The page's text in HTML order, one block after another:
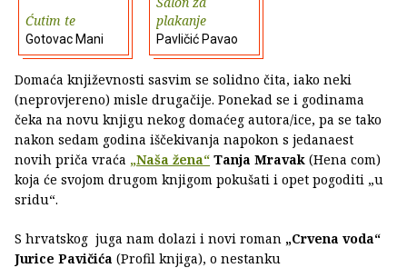
Ćutim te
Gotovac Mani
plakanje
Pavličić Pavao
Domaća književnosti sasvim se solidno čita, iako neki
(neprovjereno) misle drugačije. Ponekad se i godinama
čeka na novu knjigu nekog domaćeg autora/ice, pa se tako
nakon sedam godina iščekivanja napokon s jedanaest
novih priča vraća „Naša žena“ Tanja Mravak (Hena com)
koja će svojom drugom knjigom pokušati i opet pogoditi „u
sridu“.
S hrvatskog juga nam dolazi i novi roman „Crvena voda“
Jurice Pavičića (Profil knjiga), o nestanku